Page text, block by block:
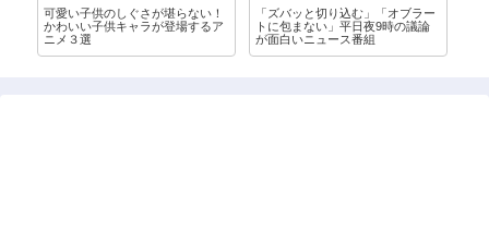
可愛い子供のしぐさが堪らない！
かわいい子供キャラが登場するア
ニメ３選
「ズバッと切り込む」「オブラー
トに包まない」平日夜9時の議論
が面白いニュース番組